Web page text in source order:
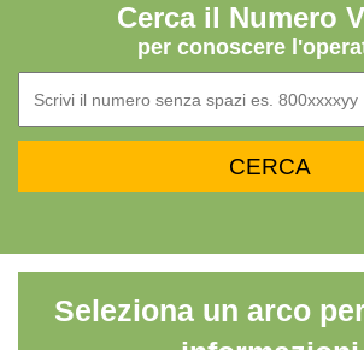
Cerca il Numero
per conoscere
Seleziona un arco